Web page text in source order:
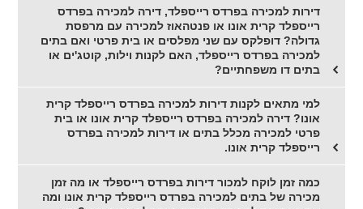
דירות למכירה בפרדס רייספלד, דירה למכירה בפרדס
רייספלד קרית אונו או פנטהאוז למכירה עם מרפסת
גדולה? דופלקס עם שני מפלסים או בית פרטי ואם בתים
למכירה בפרדס רייספלד, האם לקנות וילות, קוטג'ים או
בתים דו משפחתיים?
למי מתאים לקנות דירות למכירה בפרדס רייספלד קרית
אונו? דירה למכירה בפרדס רייספלד קרית אונו או בית
פרטי למכירה מכלל בתים או דירות למכירה בפרדס
רייספלד קרית אונו.
כמה זמן לוקח למכור דירות בפרדס רייספלד או מה זמן
מכירה של בתים למכירה בפרדס רייספלד קרית אונו ומה